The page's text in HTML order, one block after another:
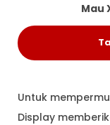
Mau
Untuk
Display